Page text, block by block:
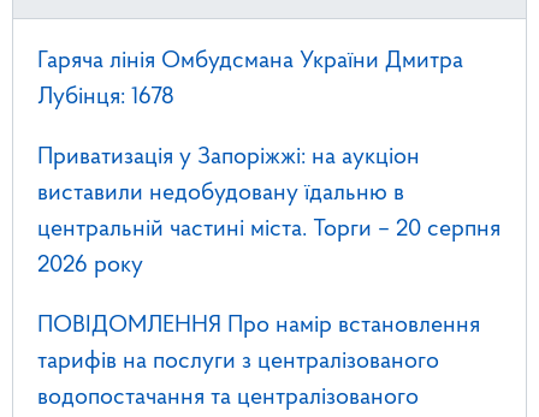
Гаряча лінія Омбудсмана України Дмитра
Лубінця: 1678
Приватизація у Запоріжжі: на аукціон
виставили недобудовану їдальню в
центральній частині міста. Торги – 20 серпня
2026 року
ПОВІДОМЛЕННЯ Про намір встановлення
тарифів на послуги з централізованого
водопостачання та централізованого